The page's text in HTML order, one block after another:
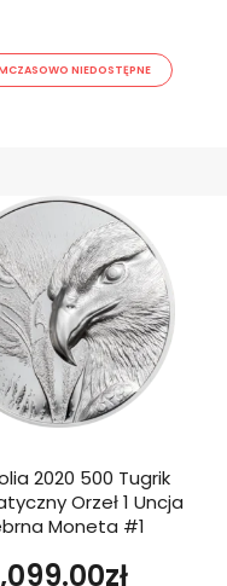
NIEDOSTĘPNE
2020 500 Tugrik
Orzeł 1 Uncja
Moneta #1
zł